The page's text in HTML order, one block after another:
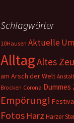
Schlagwörter
10Hausen Aktuelle
AlltagAltes
am Arsch der Welt Anstalt
Brocken Corona Dummes
Empörung!
Fotos Harz Harzer